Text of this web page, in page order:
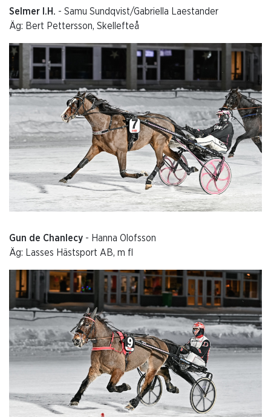
Selmer I.H. - Samu Sundqvist/Gabriella Laestander
Äg: Bert Pettersson, Skellefteå
Gun de Chanlecy - Hanna Olofsson
Äg: Lasses Hästsport AB, m fl